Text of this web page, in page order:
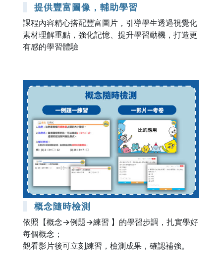
提供豐富圖像，輔助學習
課程內容精心搭配豐富圖片，引導學生透過視覺化
素材理解重點，強化記憶、提升學習動機，打造更
有感的學習體驗
概念隨時檢測
依照【概念→例題→練習 】的學習步調，扎實學好
每個概念；
觀看影片後可立刻練習，檢測成果，確認補強。